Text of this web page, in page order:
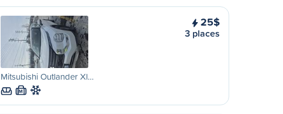
Mitsubishi Outlander Xl…
M
25$
3 places